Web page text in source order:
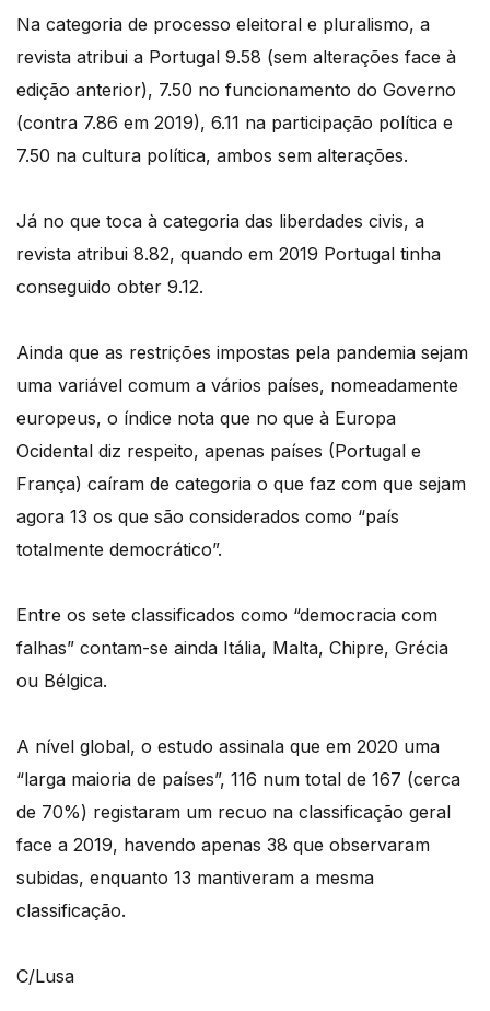
Na categoria de processo eleitoral e pluralismo, a
revista atribui a Portugal 9.58 (sem alterações face à
edição anterior), 7.50 no funcionamento do Governo
(contra 7.86 em 2019), 6.11 na participação política e
7.50 na cultura política, ambos sem alterações.
Já no que toca à categoria das liberdades civis, a
revista atribui 8.82, quando em 2019 Portugal tinha
conseguido obter 9.12.
Ainda que as restrições impostas pela pandemia sejam
uma variável comum a vários países, nomeadamente
europeus, o índice nota que no que à Europa
Ocidental diz respeito, apenas países (Portugal e
França) caíram de categoria o que faz com que sejam
agora 13 os que são considerados como “país
totalmente democrático”.
Entre os sete classificados como “democracia com
falhas” contam-se ainda Itália, Malta, Chipre, Grécia
ou Bélgica.
A nível global, o estudo assinala que em 2020 uma
“larga maioria de países”, 116 num total de 167 (cerca
de 70%) registaram um recuo na classificação geral
face a 2019, havendo apenas 38 que observaram
subidas, enquanto 13 mantiveram a mesma
classificação.
C/Lusa